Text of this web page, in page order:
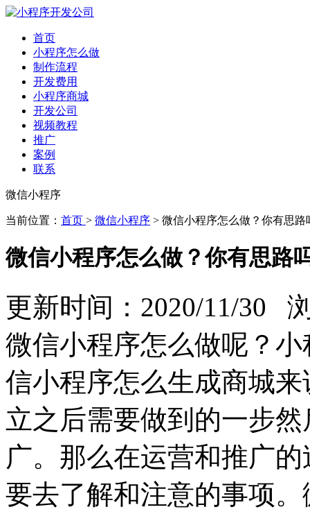
首页
小程序怎么做
制作流程
开发费用
小程序商城
开发公司
视频教程
推广
案例
联系
微信小程序
当前位置： 首页 > 微信小程序 > 微信小程序怎么做？你有思路
微信小程序怎么做？你有思路
更新时间：2020/11/30
微信小程序怎么做呢？
信小程序怎么生成商城
立之后需要做到的一步
广。那么在运营和推广
要去了解和注意的事项